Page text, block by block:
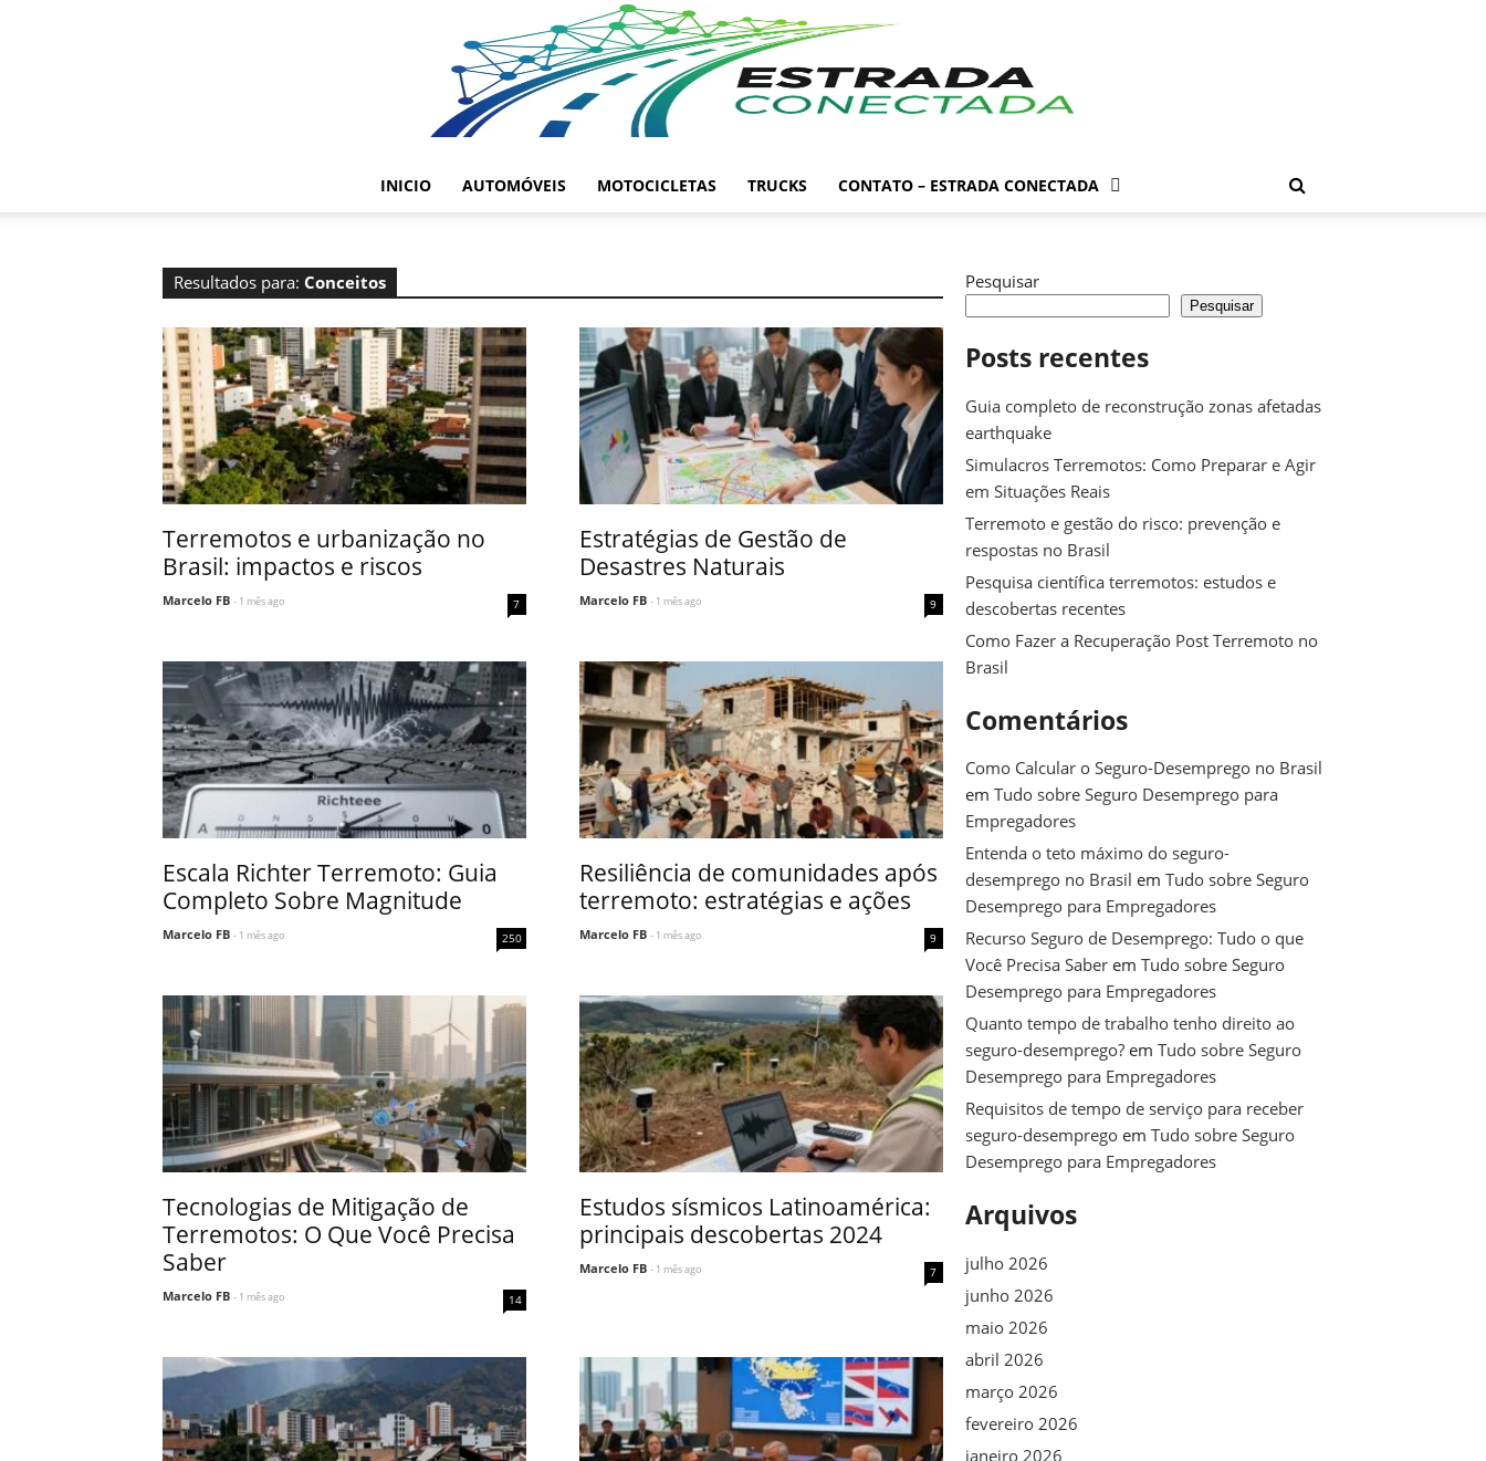
INICIO AUTOMÓVEIS MOTOCICLETAS TRUCKS CONTATO – ESTRADA CONECTADA
Resultados para: Conceitos
Terremotos e urbanização no
Brasil: impactos e riscos
Marcelo FB - 1 mês ago 7
Estratégias de Gestão de
Desastres Naturais
Marcelo FB - 1 mês ago 9
Escala Richter Terremoto: Guia
Completo Sobre Magnitude
Marcelo FB - 1 mês ago 250
Resiliência de comunidades após
terremoto: estratégias e ações
Marcelo FB - 1 mês ago 9
Tecnologias de Mitigação de
Terremotos: O Que Você Precisa
Saber
Marcelo FB - 1 mês ago 14
Estudos sísmicos Latinoamérica:
principais descobertas 2024
Marcelo FB - 1 mês ago 7
Pesquisar
Pesquisar
Posts recentes
Guia completo de reconstrução zonas afetadas
earthquake
Simulacros Terremotos: Como Preparar e Agir
em Situações Reais
Terremoto e gestão do risco: prevenção e
respostas no Brasil
Pesquisa científica terremotos: estudos e
descobertas recentes
Como Fazer a Recuperação Post Terremoto no
Brasil
Comentários
Como Calcular o Seguro-Desemprego no Brasil
em Tudo sobre Seguro Desemprego para
Empregadores
Entenda o teto máximo do seguro-
desemprego no Brasil em Tudo sobre Seguro
Desemprego para Empregadores
Recurso Seguro de Desemprego: Tudo o que
Você Precisa Saber em Tudo sobre Seguro
Desemprego para Empregadores
Quanto tempo de trabalho tenho direito ao
seguro-desemprego? em Tudo sobre Seguro
Desemprego para Empregadores
Requisitos de tempo de serviço para receber
seguro-desemprego em Tudo sobre Seguro
Desemprego para Empregadores
Arquivos
julho 2026
junho 2026
maio 2026
abril 2026
março 2026
fevereiro 2026
janeiro 2026